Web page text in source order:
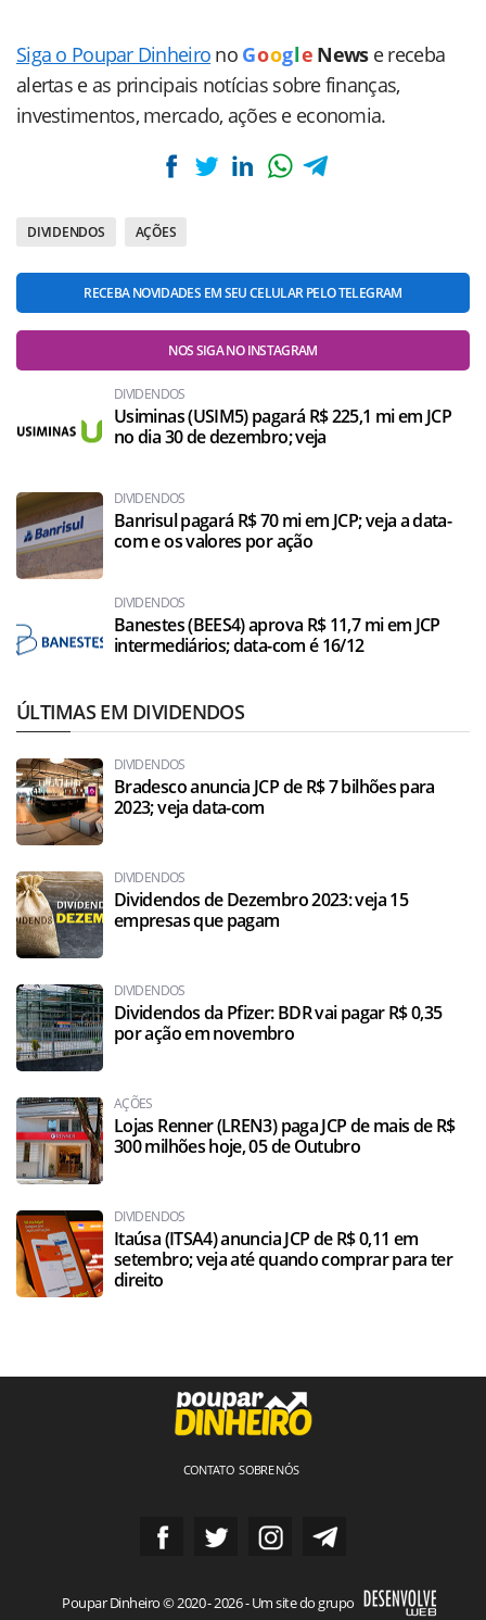
Siga o Poupar Dinheiro no Goog le News e receba
alertas e as principais notícias sobre finanças,
investimentos, mercado, ações e economia.
DIVIDENDOS AÇÕES
RECEBA NOVIDADES EM SEU CELULAR PELO TELEGRAM
NOS SIGA NO INSTAGRAM
DIVIDENDOS
Usiminas (USIM5) pagará R$ 225,1 mi em JCP
no dia 30 de dezembro; veja
DIVIDENDOS
Banrisul pagará R$ 70 mi em JCP; veja a data-
com e os valores por ação
DIVIDENDOS
Banestes (BEES4) aprova R$ 11,7 mi em JCP
intermediários; data-com é 16/12
ÚLTIMAS EM DIVIDENDOS
DIVIDENDOS
Bradesco anuncia JCP de R$ 7 bilhões para
2023; veja data-com
DIVIDENDOS
Dividendos de Dezembro 2023: veja 15
empresas que pagam
DIVIDENDOS
Dividendos da Pfizer: BDR vai pagar R$ 0,35
por ação em novembro
AÇÕES
Lojas Renner (LREN3) paga JCP de mais de R$
300 milhões hoje, 05 de Outubro
DIVIDENDOS
Itaúsa (ITSA4) anuncia JCP de R$ 0,11 em
setembro; veja até quando comprar para ter
direito
CONTATO SOBRE NÓS
Poupar Dinheiro © 2020 - 2026 - Um site do grupo